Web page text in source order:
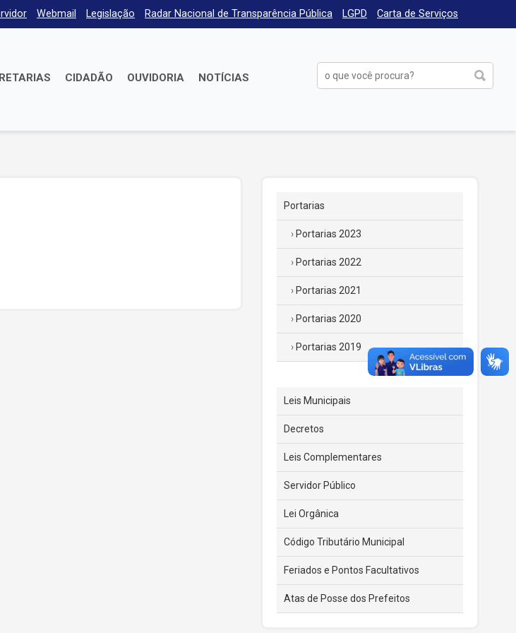
Webmail Legislação Radar Nacional de Transparência Pública LGPD Carta de Serviços
CIDADÃO OUVIDORIA NOTÍCIAS
Portarias
Portarias 2023
Portarias 2022
Portarias 2021
Portarias 2020
Portarias 2019
Leis Municipais
Decretos
Leis Complementares
Servidor Público
Lei Orgânica
Código Tributário Municipal
Feriados e Pontos Facultativos
Atas de Posse dos Prefeitos